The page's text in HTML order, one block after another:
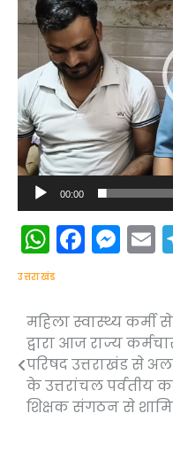
00:00
उत्तराखंड
Post
navigation
महिला स्वास्थ्य कर्मी
द्वारा आज राज्य
परिषद उत्तराखंड से
के उत्तरांचल पर्वतीय
शिक्षक संगठन से